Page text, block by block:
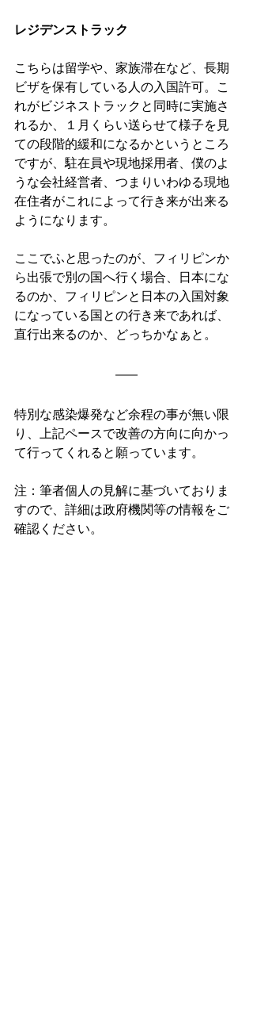
レジデンストラック
こちらは留学や、家族滞在など、長期
ビザを保有している人の入国許可。こ
れがビジネストラックと同時に実施さ
れるか、１月くらい送らせて様子を見
ての段階的緩和になるかというところ
ですが、駐在員や現地採用者、僕のよ
うな会社経営者、つまりいわゆる現地
在住者がこれによって行き来が出来る
ようになります。
ここでふと思ったのが、フィリピンか
ら出張で別の国へ行く場合、日本にな
るのか、フィリピンと日本の入国対象
になっている国との行き来であれば、
直行出来るのか、どっちかなぁと。
特別な感染爆発など余程の事が無い限
り、上記ペースで改善の方向に向かっ
て行ってくれると願っています。
注：筆者個人の見解に基づいておりま
すので、詳細は政府機関等の情報をご
確認ください。